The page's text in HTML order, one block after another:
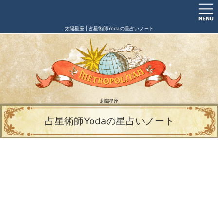
太陽星座 | 占星術師Yodaの星占いノート
太陽星座
占星術師Yodaの星占いノート